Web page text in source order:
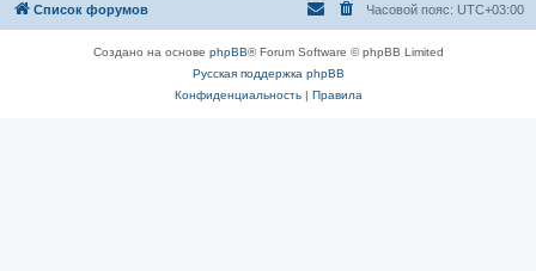
Список форумов Часовой пояс: UTC+03:00
Создано на основе phpBB® Forum Software © phpBB Limited
Русская поддержка phpBB
Конфиденциальность| Правила